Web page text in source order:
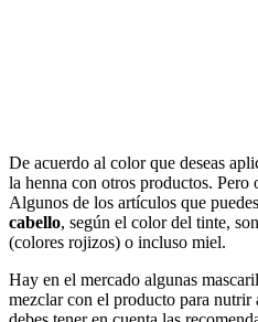
De acuerdo al color que deseas
la henna con otros productos. Pero
Algunos de los artículos que
cabello, según el color del tinte,
(colores rojizos) o incluso miel.
Hay en el mercado algunas
mezclar con el producto para nutrir